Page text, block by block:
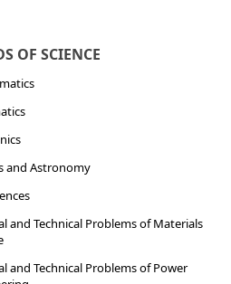
OF SCIENCE
and Astronomy
and Technical Problems of Materials
and Technical Problems of Power